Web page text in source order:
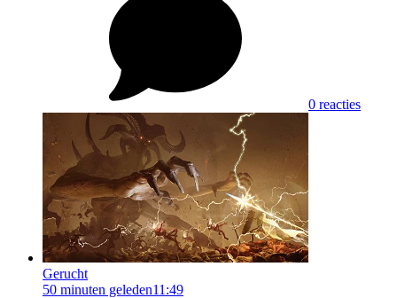
0 reacties
Gerucht
50 minuten geleden11:49